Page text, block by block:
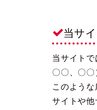
当サ
当サイト
〇〇、〇〇
このよう
サイトや